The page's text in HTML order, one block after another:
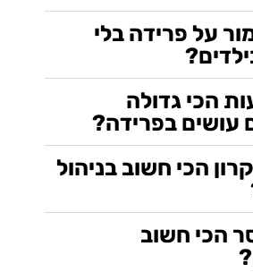
על פרידה בלי
הכי גדולה
עושים בפרידה?
הכי חשוב בניהול
הכי חשוב